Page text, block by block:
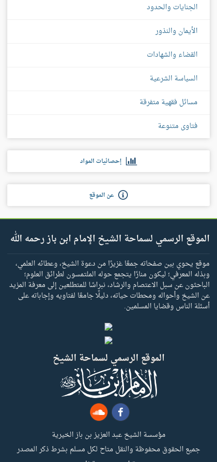
الجنايات والحدود
الأيمان والنذور
القضاء والشهادات
السياسة الشرعية
مسائل فقهية متفرقة
فتاوى متنوعة
إحصائيات المواد
عن الموقع
الموقع الرسمي لسماحة الشيخ الإمام ابن باز رحمه الله
موقع يحوي بين صفحاته جمعًا غزيرًا من دعوة الشيخ، وعطائه العلمي،
وبذله المعرفي؛ ليكون منارًا يتجمع حوله الملتمسون لطرائق العلوم؛
الباحثون عن سبل الاعتصام والرشاد، نبراسًا للمتطلعين إلى معرفة المزيد
عن الشيخ وأحواله ومحطات حياته، دليلًا جامعًا لفتاويه وإجاباته على
أسئلة الناس وقضايا المسلمين.
الموقع الرسمي لسماحة الشيخ
مؤسسة الشيخ عبد العزيز بن باز الخيرية
جميع الحقوق محفوظة والنقل متاح لكل مسلم بشرط ذكر المصدر